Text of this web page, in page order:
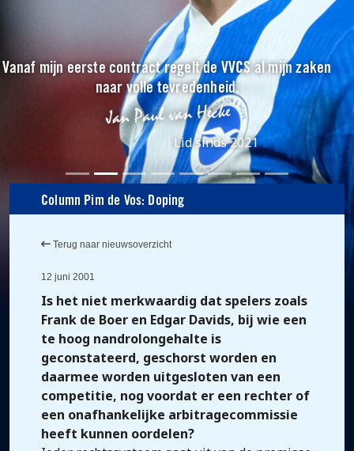
Vanaf mijn eerste contract regelt de VVCS al mijn zaken
naar volle tevredenheid.
Lid sinds 2021
Column Pim de Vos: Doping
Terug naar nieuwsoverzicht
12 juni 2001
Is het niet merkwaardig dat spelers zoals
Frank de Boer en Edgar Davids, bij wie een
te hoog nandrolongehalte is
geconstateerd, geschorst worden en
daarmee worden uitgesloten van een
competitie, nog voordat er een rechter of
een onafhankelijke arbitragecommissie
heeft kunnen oordelen?